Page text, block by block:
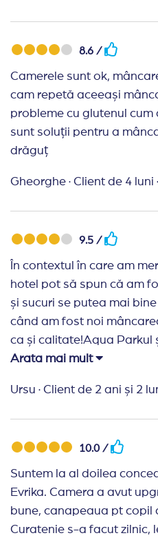
8.6 /
Camerele sunt ok,
cam repetă aceeași
probleme cu glutenul cum
sunt soluții pentru a
drăguț
Gheorghe · Client de 4 luni ·
9.5 /
În contextul în care am
hotel pot să spun că am
și sucuri se putea mai
când am fost noi
ca și calitate!Aqua
plajă rămân puncte forte
Arata mai mult
Ursu · Client de 2 ani și 2
10.0 /
Suntem la al doilea
Evrika. Camera a avut
bune, canapeaua pt copil
Curatenie s-a facut zilnic,